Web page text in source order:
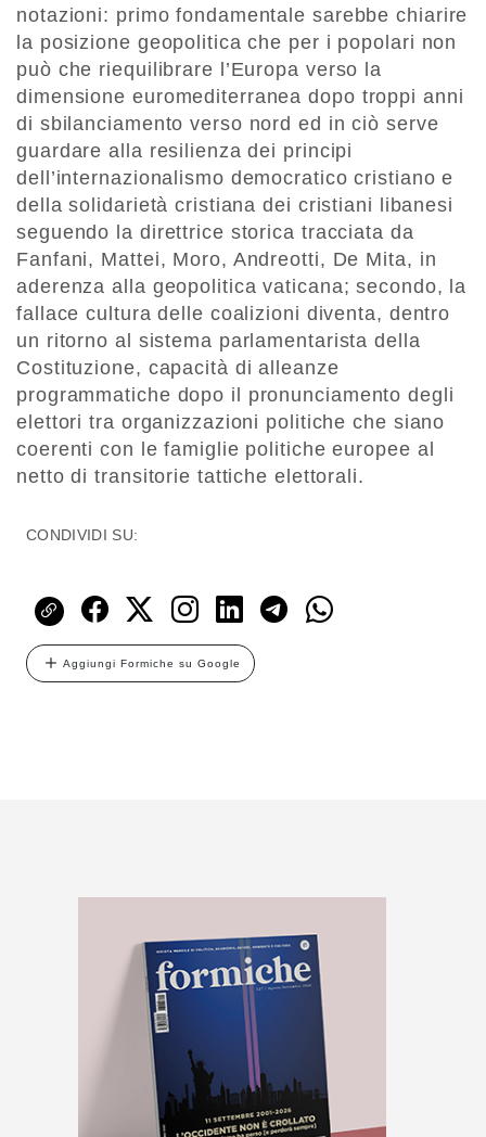
notazioni: primo fondamentale sarebbe chiarire
la posizione geopolitica che per i popolari non
può che riequilibrare l’Europa verso la
dimensione euromediterranea dopo troppi anni
di sbilanciamento verso nord ed in ciò serve
guardare alla resilienza dei principi
dell’internazionalismo democratico cristiano e
della solidarietà cristiana dei cristiani libanesi
seguendo la direttrice storica tracciata da
Fanfani, Mattei, Moro, Andreotti, De Mita, in
aderenza alla geopolitica vaticana; secondo, la
fallace cultura delle coalizioni diventa, dentro
un ritorno al sistema parlamentarista della
Costituzione, capacità di alleanze
programmatiche dopo il pronunciamento degli
elettori tra organizzazioni politiche che siano
coerenti con le famiglie politiche europee al
netto di transitorie tattiche elettorali.
CONDIVIDI SU:
Aggiungi Formiche su Google